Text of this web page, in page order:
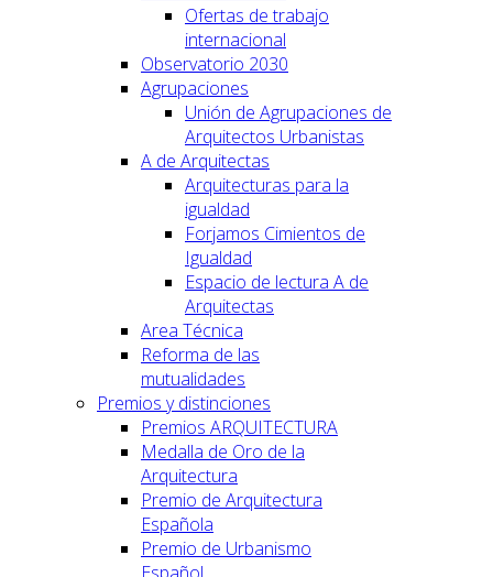
Ofertas de trabajo
internacional
Observatorio 2030
Agrupaciones
Unión de Agrupaciones de
Arquitectos Urbanistas
A de Arquitectas
Arquitecturas para la
igualdad
Forjamos Cimientos de
Igualdad
Espacio de lectura A de
Arquitectas
Area Técnica
Reforma de las
mutualidades
Premios y distinciones
Premios ARQUITECTURA
Medalla de Oro de la
Arquitectura
Premio de Arquitectura
Española
Premio de Urbanismo